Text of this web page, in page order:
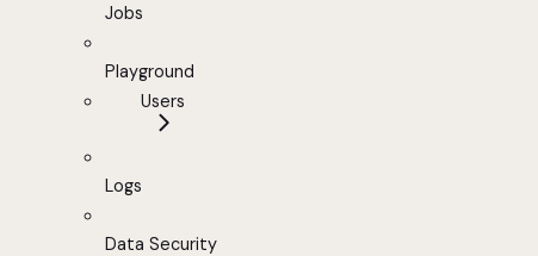
Jobs
Playground
Users
Logs
Data Security